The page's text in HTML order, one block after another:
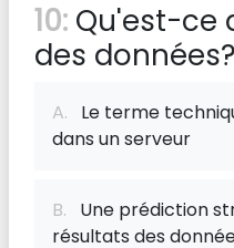
10: Qu'est-ce
des données?
A. Le terme
dans un serveur
B. Une prédiction
résultats des